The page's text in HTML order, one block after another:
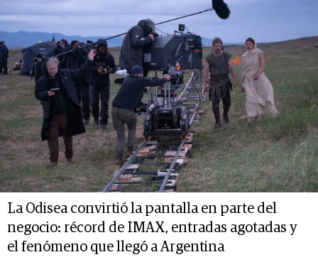
La Odisea convirtió la pantalla en parte del
negocio: récord de IMAX, entradas agotadas y
el fenómeno que llegó a Argentina